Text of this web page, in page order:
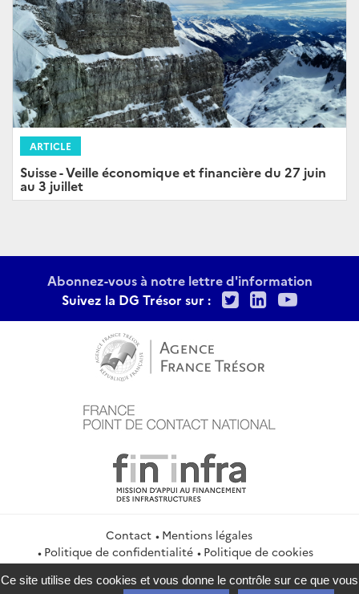
ARTICLE
Suisse - Veille économique et financière du 27 juin
au 3 juillet
Abonnez-vous à notre lettre d'information
Suivez la DG Trésor sur :
TwitterLinkedIn
Contact
Mentions légales
Politique de confidentialité
Politique de cookies
Gestion des cookies
Flux RSS
Ce site utilise des cookies et vous donne le contrôle sur ce que vous